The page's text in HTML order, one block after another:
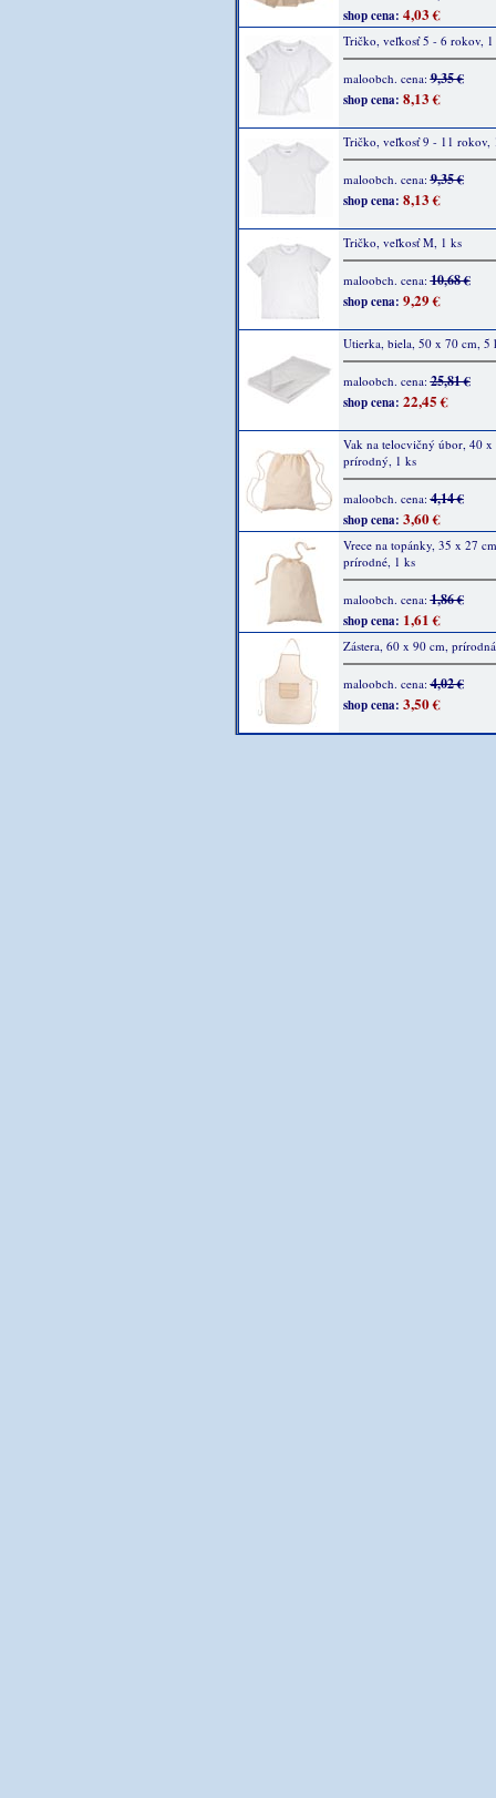
shop cena: 4,03 €
Tričko, veľkosť 5 - 6 rokov, 1
maloobch. cena:9,35 €
shop cena: 8,13 €
Tričko, veľkosť 9 - 11 rokov,
maloobch. cena:9,35 €
shop cena: 8,13 €
Tričko, veľkosť M, 1 ks
maloobch. cena:10,68 €
shop cena: 9,29 €
Utierka, biela, 50 x 70 cm, 5
maloobch. cena:25,81 €
shop cena: 22,45 €
Vak na telocvičný úbor, 40 x
prírodný, 1 ks
maloobch. cena:4,14 €
shop cena: 3,60 €
Vrece na topánky, 35 x 27
prírodné, 1 ks
maloobch. cena:1,86 €
shop cena: 1,61 €
Zástera, 60 x 90 cm,
maloobch. cena:4,02 €
shop cena: 3,50 €